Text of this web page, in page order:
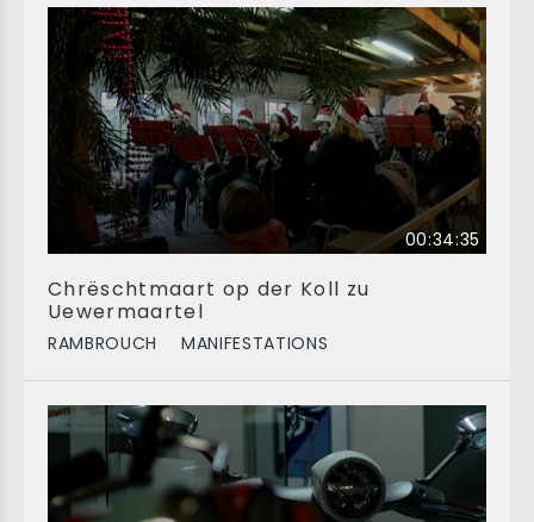
00:34:35
Chrëschtmaart op der Koll zu
Uewermaartel
RAMBROUCH MANIFESTATIONS